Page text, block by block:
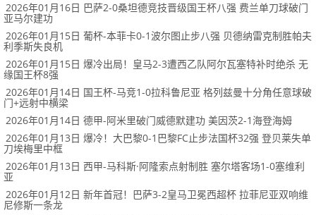
2026年01月16日 巴萨2-0桑坦德竞技晋级国王杯八强 费兰单刀球破门
亚马尔建功
2026年01月15日 葡杯-本菲卡0-1波尔图止步八强 贝德纳雷克制胜帕夫
利季斯失良机
2026年01月15日 爆冷出局！皇马2-3遭西乙队阿尔瓦塞特补时绝杀 无
缘国王杯8强
2026年01月14日 国王杯-马竞1-0拉科鲁尼亚 格列兹曼十分角任意球破
门+远射中横梁
2026年01月14日 德甲-阿米里破门威德默建功 美因茨2-1海登海姆
2026年01月13日 爆冷！大巴黎0-1巴黎FC止步法国杯32强 登贝莱失单
刀埃梅里中框
2026年01月13日 西甲-马科斯·阿隆索点射制胜 塞尔塔客场1-0塞维利
亚
2026年01月12日 新年首冠！巴萨3-2皇马卫冕西超杯 拉菲尼亚双响维
尼修斯一条龙